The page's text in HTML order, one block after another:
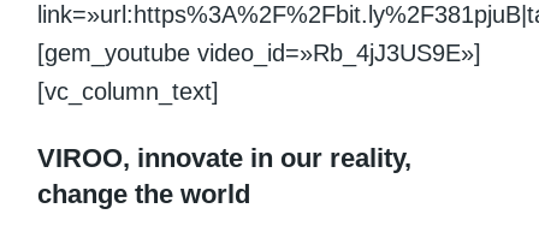
[gem_youtube video_id=»Rb_4jJ3US9E»]
[vc_column_text]
VIROO, innovate in our reality,
change the world